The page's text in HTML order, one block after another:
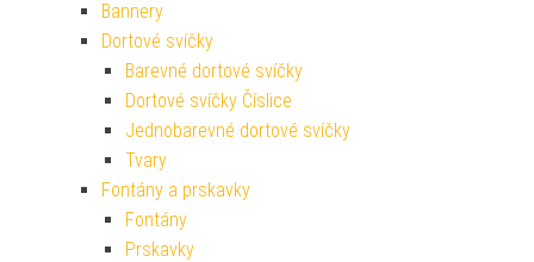
Bannery
Dortové svíčky
Barevné dortové svíčky
Dortové svíčky Číslice
Jednobarevné dortové svíčky
Tvary
Fontány a prskavky
Fontány
Prskavky